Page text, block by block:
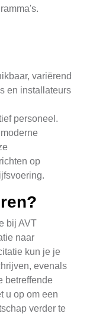
variërend
en installateurs
personeel.
op
bij AVT
naar
kun je je
evenals
betreffende
u op om een
verder te